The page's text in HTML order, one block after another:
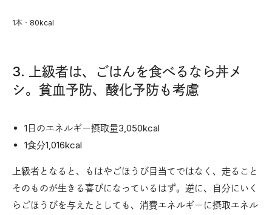
1本・80kcal
3. 上級者は、ごはんを食べるなら丼メ
シ。貧血予防、酸化予防も考慮
1日のエネルギー摂取量3,050kcal
1食分1,016kcal
上級者となると、もはやごほうび目当てではなく、走ること
そのものが生きる喜びになっているはず。逆に、自分にいく
らごほうびを与えたとしても、消費エネルギーに摂取エネル